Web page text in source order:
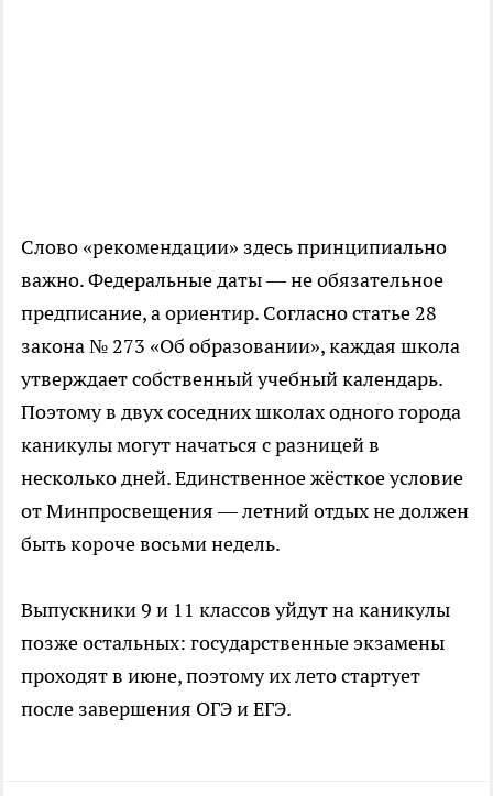
Слово «рекомендации» здесь принципиально
важно. Федеральные даты — не обязательное
предписание, а ориентир. Согласно статье 28
закона № 273 «Об образовании», каждая школа
утверждает собственный учебный календарь.
Поэтому в двух соседних школах одного города
каникулы могут начаться с разницей в
несколько дней. Единственное жёсткое условие
от Минпросвещения — летний отдых не должен
быть короче восьми недель.
Выпускники 9 и 11 классов уйдут на каникулы
позже остальных: государственные экзамены
проходят в июне, поэтому их лето стартует
после завершения ОГЭ и ЕГЭ.